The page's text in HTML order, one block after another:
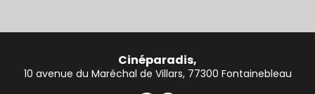
Cinéparadis,
10 avenue du Maréchal de Villars, 77300 Fontainebleau